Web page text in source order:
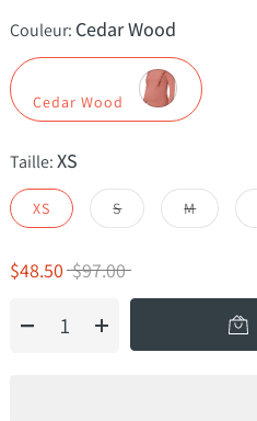
Couleur: Cedar Wood
Cedar Wood
Taille:XS
XS S M
$48.50 $97.00